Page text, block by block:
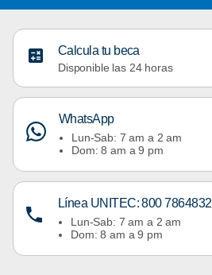
Calcula tu beca
Disponible las 24 horas
WhatsApp
Lun-Sab: 7 am a 2 am
Dom: 8 am a 9 pm
Línea UNITEC: 800 7864832
Lun-Sab: 7 am a 2 am
Dom: 8 am a 9 pm